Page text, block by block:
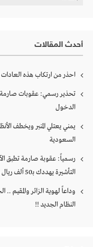
أحدث المقالات
احذر من ارتكاب هذه
تحذير رسمي: عقوبات صارمة
الدخول
يمني يعتلي المنبر ويخطف
السعودية
رسمياً: عقوبة صارمة تطبق
التأشيرة يهددك بـ50 ألف ريال وسجن 6 أشهر وترحيل!
وداعاً لهوية الزائر
النظام الجديد !!